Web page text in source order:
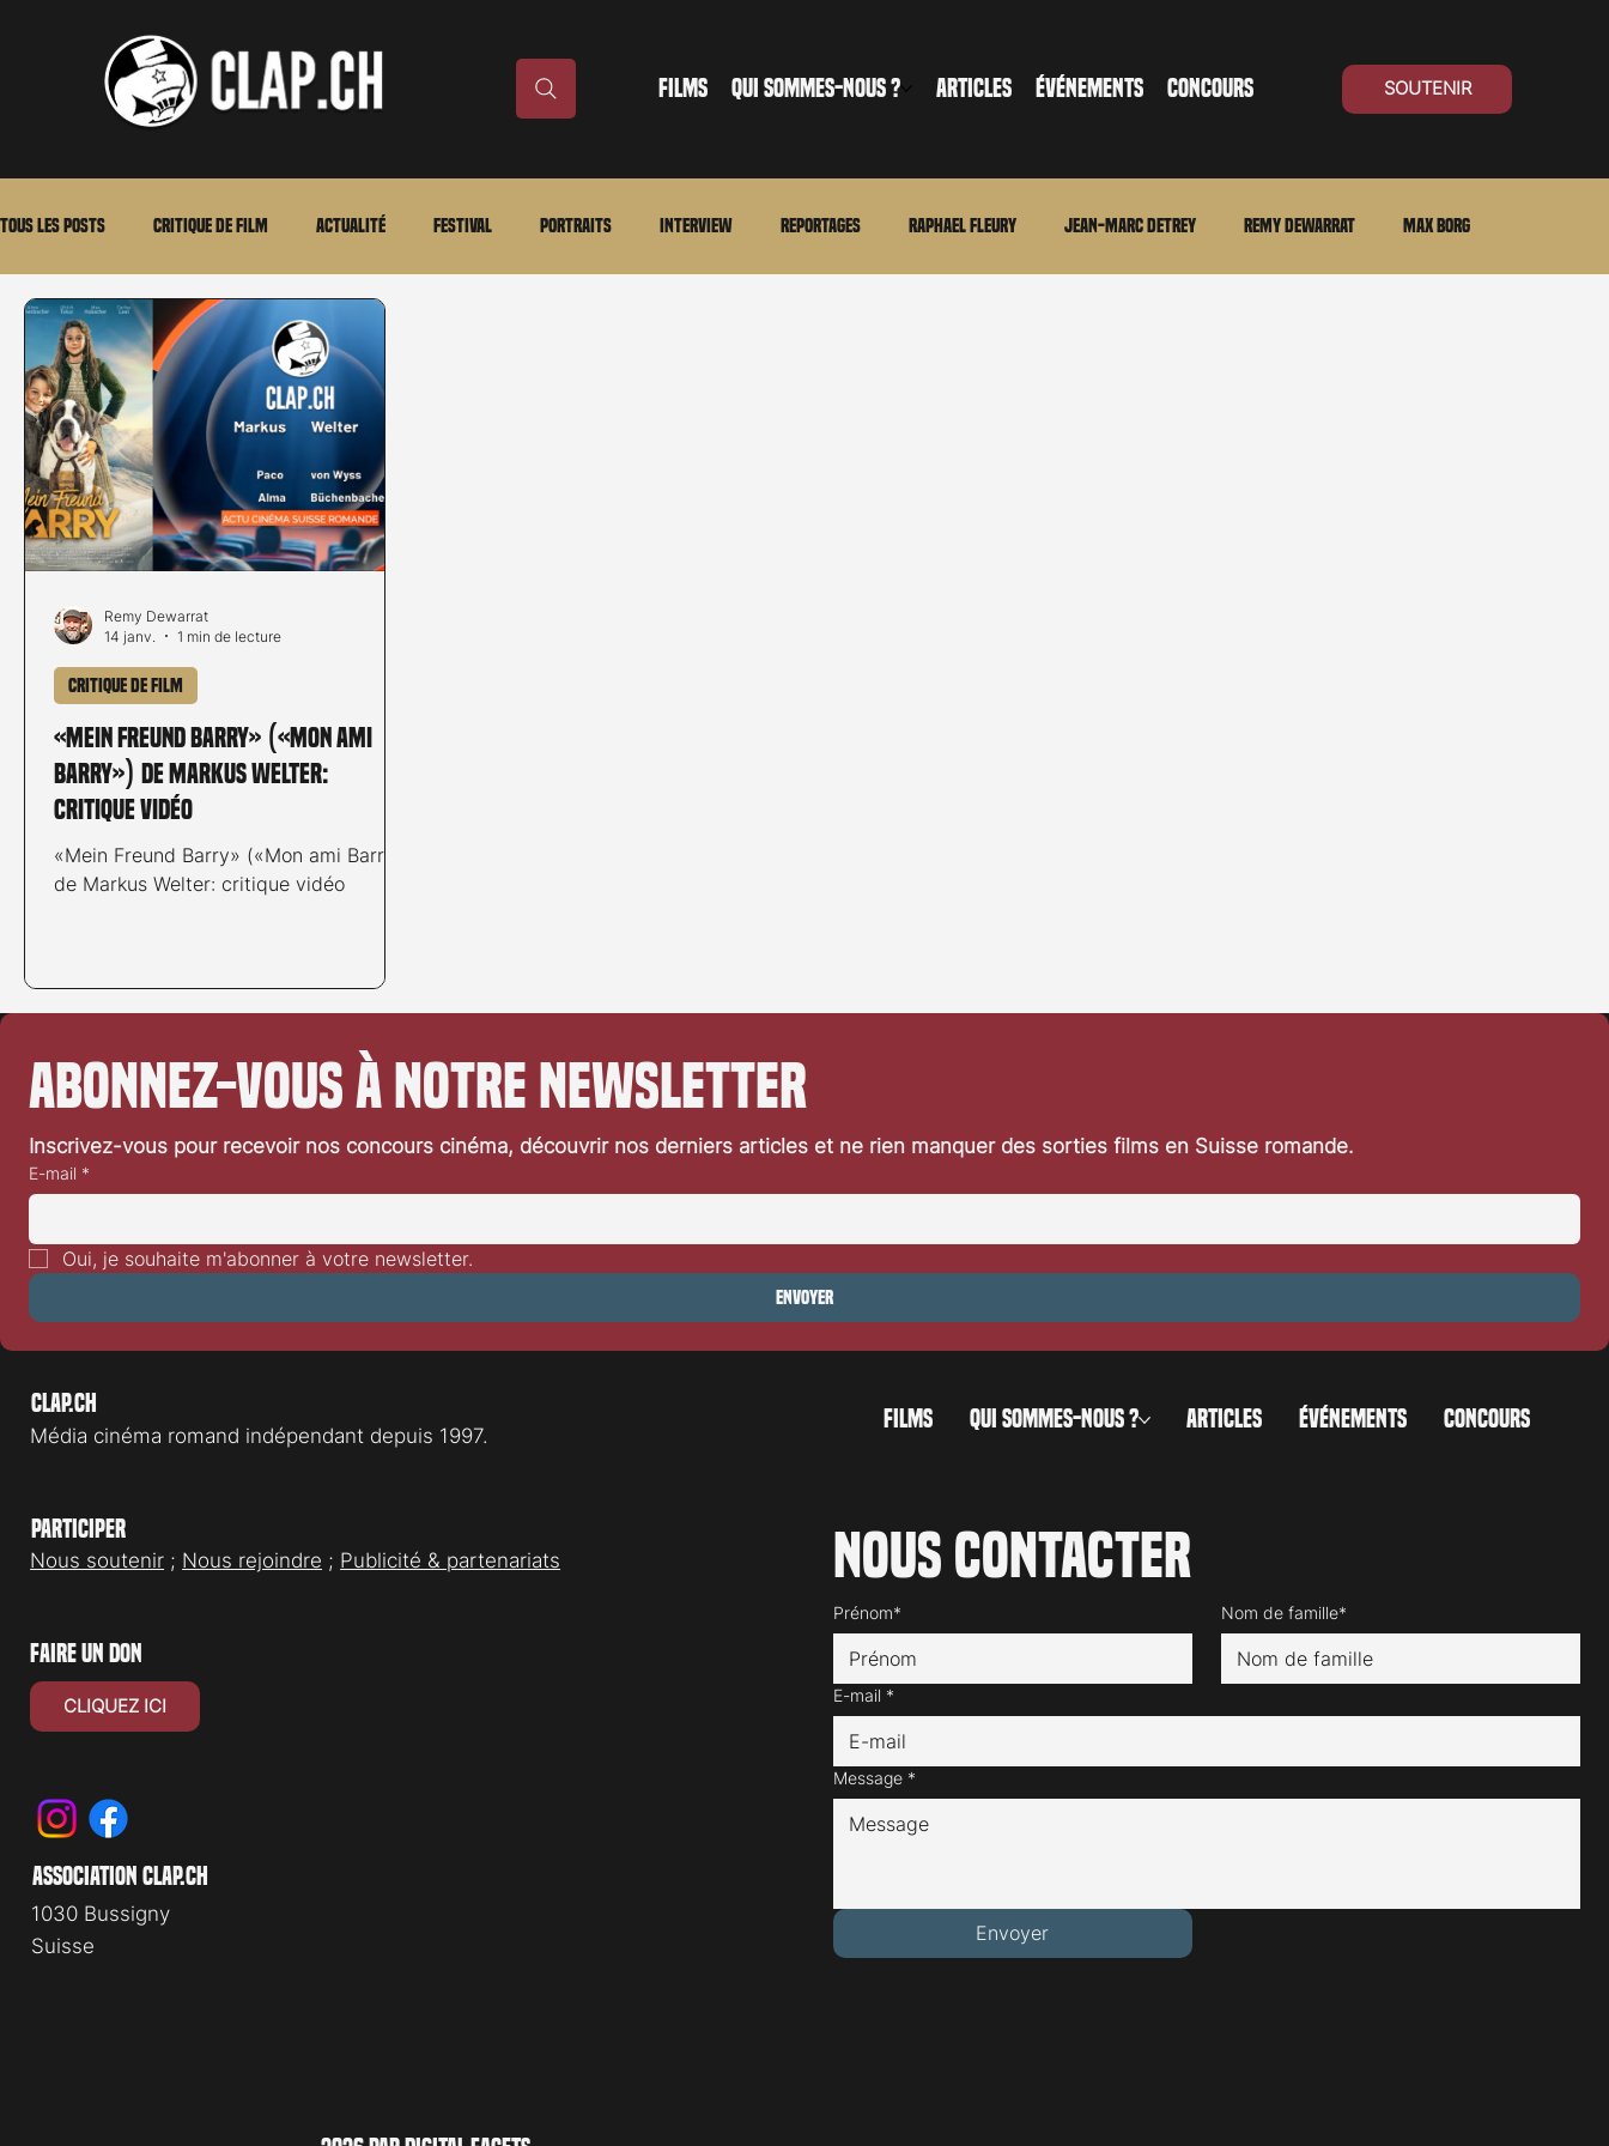
FILMS QUI SOMMES-NOUS ? ARTICLES ÉVÉNEMENTS CONCOURS SOUTENIR
Tous les posts Critique de film Actualité Festival Portraits Interview Reportages Raphael Fleury Jean-Marc Detrey Remy Dewarrat Max Borg
Laurent Scherlen Memento
Stéfanie Rossier Streaming Stefanie Rossier
«Mein Freund Barry» («Mon ami
Barry») de Markus Welter:
critique vidéo
«Mein Freund Barry» («Mon ami Barry»)
de Markus Welter: critique vidéo
Critique de film
Remy Dewarrat
14 janv.
1 min de lecture
Abonnez-vous à notre newsletter
Inscrivez-vous pour recevoir nos concours cinéma, découvrir nos derniers articles et ne rien manquer des sorties films en Suisse romande.
E-mail *
Oui, je souhaite m'abonner à votre newsletter.
Envoyer
Clap.ch
Média cinéma romand indépendant depuis 1997.
FILMS QUI SOMMES-NOUS ? ARTICLES ÉVÉNEMENTS CONCOURS
Participer
Nous soutenir ; Nous rejoindre ; Publicité & partenariats Nous contacter
Prénom* Nom de famille*
E-mail *
Message *
Envoyer
faire un don
CLIQUEZ ICI
association clap.ch
1030 Bussigny
Suisse